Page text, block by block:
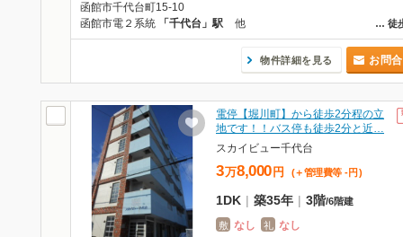
函館市千代台町15-10
… 徒
函館市電２系統 「千代台」駅 他
物件詳細を見る お問
電停【堀川町】から徒歩2分程の立
地です！！バス停も徒歩2分と近…
スカイビュー千代台
3万8,000 円 (＋管理費等 - 円 )
1DK | 築35年 | 3階/6階建
敷 なし 礼 なし